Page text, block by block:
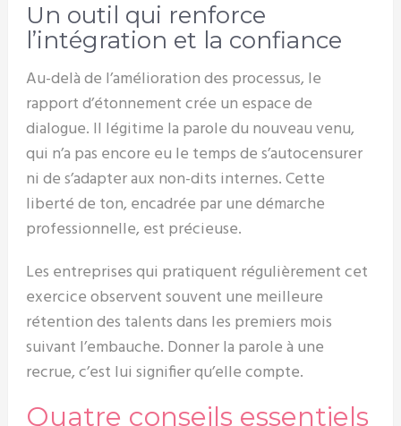
Un outil qui renforce
l’intégration et la confiance
Au-delà de l’amélioration des processus, le
rapport d’étonnement crée un espace de
dialogue. Il légitime la parole du nouveau venu,
qui n’a pas encore eu le temps de s’autocensurer
ni de s’adapter aux non-dits internes. Cette
liberté de ton, encadrée par une démarche
professionnelle, est précieuse.
Les entreprises qui pratiquent régulièrement cet
exercice observent souvent une meilleure
rétention des talents dans les premiers mois
suivant l’embauche. Donner la parole à une
recrue, c’est lui signifier qu’elle compte.
Quatre conseils essentiels